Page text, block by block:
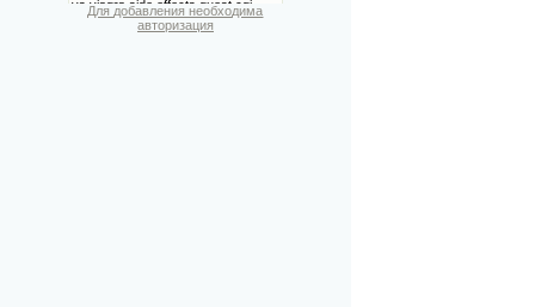
Для добавления необходима
авторизация